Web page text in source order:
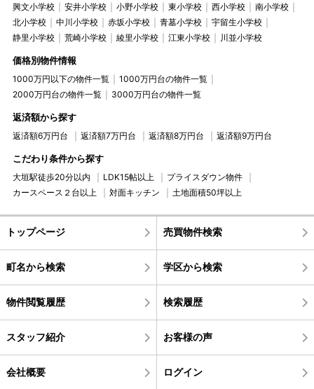
興文小学校 安井小学校 小野小学校 東小学校 西小学校
南小学校
北小学校
中川小学校 赤坂小学校 青墓小学校
宇留生小学校
静里小学校
荒崎小学校 綾里小学校 江東小学校 川並小学校
価格別物件情報
1000万円以下の物件一覧
1000万円台の物件一覧
2000万円台の物件一覧
3000万円台の物件一覧
返済額から探す
返済額6万円台 返済額7万円台 返済額8万円台 返済額9万円台
こだわり条件から探す
大垣駅徒歩20分以内 LDK15帖以上
プライスダウン物件
カースペース２台以上
対面キッチン 土地面積50坪以上
トップページ 売買物件検索
町名から検索 学区から検索
物件閲覧履歴 検索履歴
スタッフ紹介 お客様の声
会社概要 ログイン